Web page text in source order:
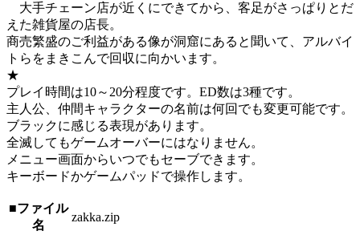
大手チェーン店が近くにできてから、客足がさっぱりとだ
えた雑貨屋の店長。
商売繁盛のご利益がある像が洞窟にあると聞いて、アルバイ
トらをまきこんで回収に向かいます。
★
プレイ時間は10～20分程度です。ED数は3種です。
主人公、仲間キャラクターの名前は何回でも変更可能です。
ブラックに感じる表現があります。
全滅してもゲームオーバーにはなりません。
メニュー画面からいつでもセーブできます。
キーボードかゲームパッドで操作します。
■ファイル
名
zakka.zip